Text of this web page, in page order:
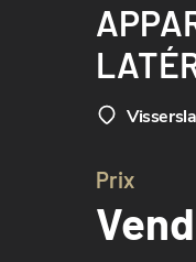
Prix